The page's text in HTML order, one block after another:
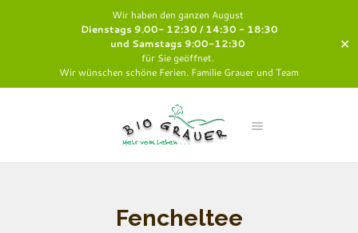
Wir haben den ganzen August
Dienstags 9.00- 12:30 / 14:30 - 18:30
und Samstags 9:00-12:30
für Sie geöffnet.
Wir wünschen schöne Ferien. Familie Grauer und Team
✕
Fencheltee